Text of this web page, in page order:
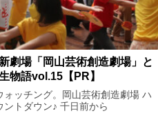
劇場「岡山芸術創造劇場」と
物語vol.15【PR】
ォッチング。岡山芸術創造劇場 ハ
ントダウン♪ 千日前から